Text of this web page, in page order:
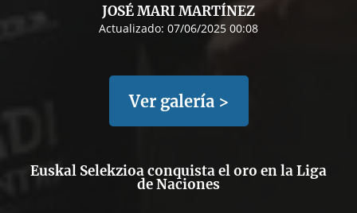
JOSÉ MARI MARTÍNEZ
Actualizado: 07/06/2025 00:08
Ver galería >
Euskal Selekzioa conquista el oro en la Liga
de Naciones